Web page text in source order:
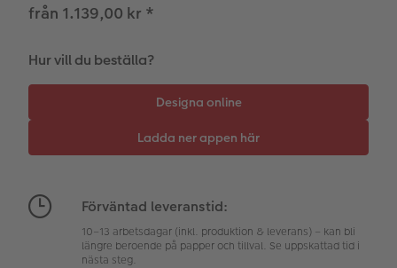
Fotopanel
Välkomstskylt
Tillbehör
Bröllopsinspiration
från 1.139,00 kr *
Hur vill du beställa?
Förväntad leveranstid:
10–13 arbetsdagar (inkl. produktion & leverans) – kan bli
längre beroende på papper och tillval. Se uppskattad tid i
nästa steg.